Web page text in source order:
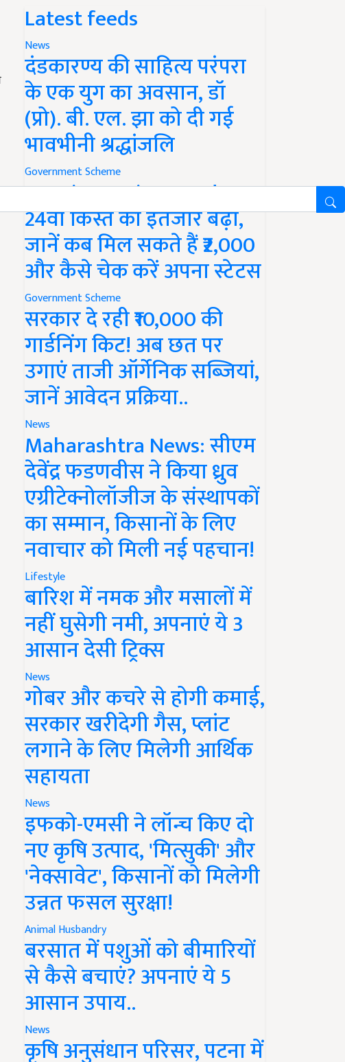
Latest feeds
News
दंडकारण्य की साहित्य परंपरा
के एक युग का अवसान, डॉ
(प्रो). बी. एल. झा को दी गई
भावभीनी श्रद्धांजलि
Government Scheme
PM Kisan Yojana Update:
24वीं किस्त का इंतजार बढ़ा,
जानें कब मिल सकते हैं ₹2,000
और कैसे चेक करें अपना स्टेटस
Government Scheme
सरकार दे रही ₹10,000 की
गार्डनिंग किट! अब छत पर
उगाएं ताजी ऑर्गेनिक सब्जियां,
जानें आवेदन प्रक्रिया..
News
Maharashtra News: सीएम
देवेंद्र फडणवीस ने किया ध्रुव
एग्रीटेक्नोलॉजीज के संस्थापकों
का सम्मान, किसानों के लिए
नवाचार को मिली नई पहचान!
Lifestyle
बारिश में नमक और मसालों में
नहीं घुसेगी नमी, अपनाएं ये 3
आसान देसी ट्रिक्स
News
गोबर और कचरे से होगी कमाई,
सरकार खरीदेगी गैस, प्लांट
लगाने के लिए मिलेगी आर्थिक
सहायता
News
इफको-एमसी ने लॉन्च किए दो
नए कृषि उत्पाद, 'मित्सुकी' और
'नेक्सावेट', किसानों को मिलेगी
उन्नत फसल सुरक्षा!
Animal Husbandry
बरसात में पशुओं को बीमारियों
से कैसे बचाएं? अपनाएं ये 5
आसान उपाय..
News
कृषि अनुसंधान परिसर, पटना में